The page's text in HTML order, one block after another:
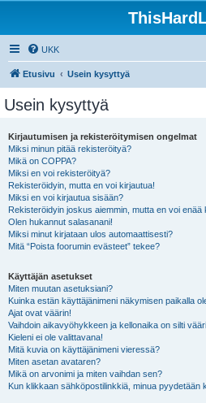
UKK
Etusivu Usein kysyttyä
Usein kysyttyä
Kirjautumisen ja rekisteröitymisen ongelmat
Miksi minun pitää rekisteröityä?
Mikä on COPPA?
Miksi en voi rekisteröityä?
Rekisteröidyin, mutta en voi kirjautua!
Miksi en voi kirjautua sisään?
Rekisteröidyin joskus aiemmin, mutta en voi enää
Olen hukannut salasanani!
Miksi minut kirjataan ulos automaattisesti?
Mitä “Poista foorumin evästeet” tekee?
Käyttäjän asetukset
Miten muutan asetuksiani?
Kuinka estän käyttäjänimeni näkymisen paikalla
Ajat ovat väärin!
Vaihdoin aikavyöhykkeen ja kellonaika on silti
Kieleni ei ole valittavana!
Mitä kuvia on käyttäjänimeni vieressä?
Miten asetan avataren?
Mikä on arvonimi ja miten vaihdan sen?
Kun klikkaan sähköpostilinkkiä, minua pyydetään